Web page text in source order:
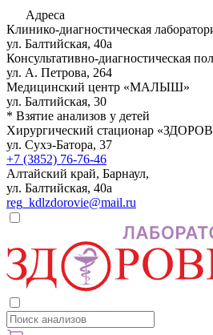
Адреса
Клинико-диагностическая
ул. Балтийская, 40а
Консультативно-диагностическая
ул. А. Петрова, 264
Медицинский центр «МАЛЫШ»
ул. Балтийская, 30
* Взятие анализов у детей
Хирургический стационар
ул. Сухэ-Батора, 37
+7 (3852) 76-76-46
Алтайский край, Барнаул,
ул. Балтийская, 40а
reg_kdlzdorovie@mail.ru